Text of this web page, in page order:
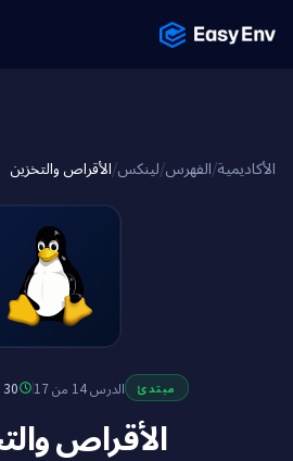
Menu
الأكاديمية/الفهرس/لينكس/الأقراص والتخزين
مبتدئ الدرس 14 من 17 30 دقيقة
الأقراص